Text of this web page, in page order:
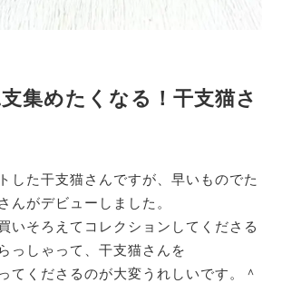
集めたくなる！干支猫さ
した干支猫さんですが、早いものでた
んがデビューしました。
いそろえてコレクションしてくださる
っしゃって、干支猫さんを
てくださるのが大変うれしいです。＾